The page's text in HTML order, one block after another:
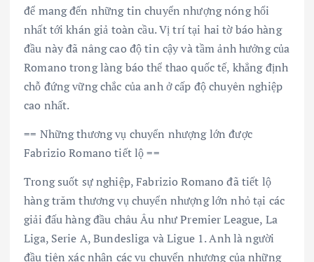
để mang đến những tin chuyển nhượng nóng hổi
nhất tới khán giả toàn cầu. Vị trí tại hai tờ báo hàng
đầu này đã nâng cao độ tin cậy và tầm ảnh hưởng của
Romano trong làng báo thể thao quốc tế, khẳng định
chỗ đứng vững chắc của anh ở cấp độ chuyên nghiệp
cao nhất.
== Những thương vụ chuyển nhượng lớn được
Fabrizio Romano tiết lộ ==
Trong suốt sự nghiệp, Fabrizio Romano đã tiết lộ
hàng trăm thương vụ chuyển nhượng lớn nhỏ tại các
giải đấu hàng đầu châu Âu như Premier League, La
Liga, Serie A, Bundesliga và Ligue 1. Anh là người
đầu tiên xác nhận các vụ chuyển nhượng của những